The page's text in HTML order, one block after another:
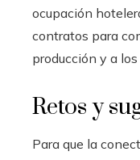
ocupación
contratos para
producción y a
Retos y
Para que la